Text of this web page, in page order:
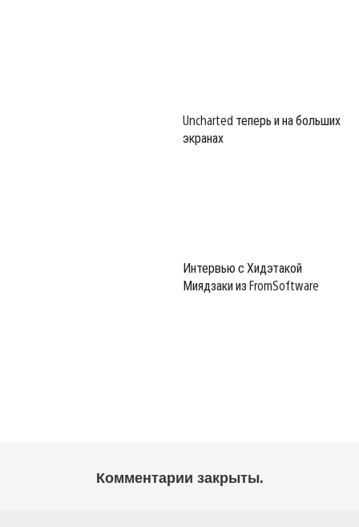
Uncharted теперь и на больших
экранах
Интервью с Хидэтакой
Миядзаки из FromSoftware
Комментарии закрыты.